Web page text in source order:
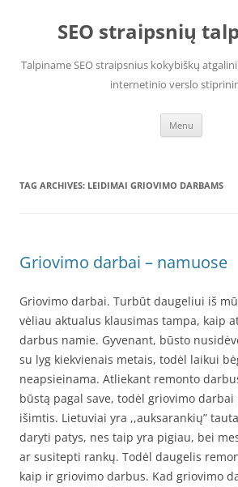
contentSEO straipsnių
Talpiname SEO straipsnius kokybiškų
internetinio verslo
Menu
TAG ARCHIVES: LEIDIMAI GRIOVIMO DARBAMS
Griovimo darbai – namuose
Griovimo darbai. Turbūt daugeliui iš
vėliau aktualus klausimas tampa, kaip
darbus namie. Gyvenant, būsto
su lyg kiekvienais metais, todėl laikui
neapsieinama. Atliekant remonto
būstą pagal save, todėl griovimo
išimtis. Lietuviai yra ,,auksarankių”
daryti patys, nes taip yra pigiau, bei
ar susitepti rankų. Todėl daugelis
kaip ir griovimo darbus. Kad griovimo